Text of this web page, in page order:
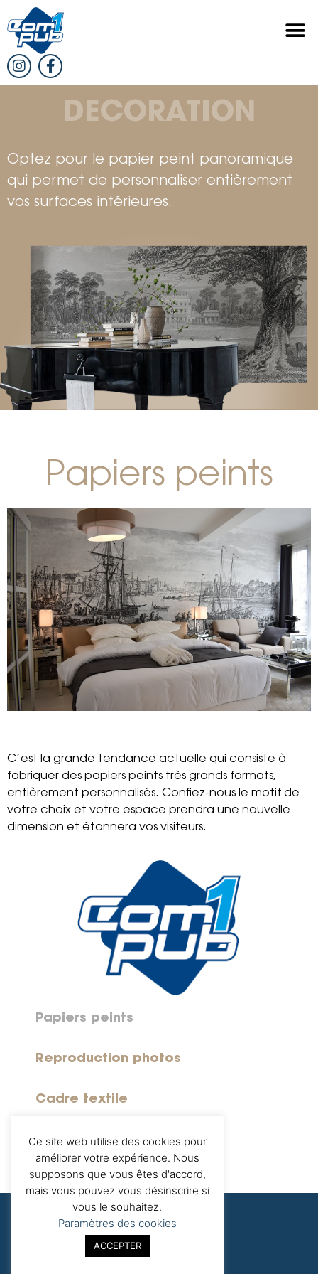
DECORATION
Optez pour le papier peint panoramique
qui permet de personnaliser entièrement
vos surfaces intérieures.
Papiers peints
C’est la grande tendance actuelle qui consiste à
fabriquer des papiers peints très grands formats,
entièrement personnalisés. Confiez-nous le motif de
votre choix et votre espace prendra une nouvelle
dimension et étonnera vos visiteurs.
Papiers peints
Reproduction photos
Cadre textile
Customisation de meubles
Ce site web utilise des cookies pour
améliorer votre expérience. Nous
supposons que vous êtes d'accord,
mais vous pouvez vous désinscrire si
vous le souhaitez.
Paramètres des cookies
ACCEPTER